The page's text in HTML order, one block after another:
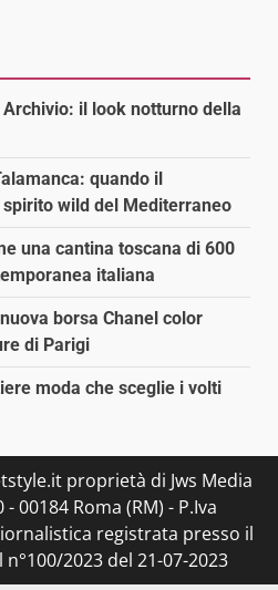
il look notturno della
quando il
wild del Mediterraneo
una cantina toscana di 600
italiana
borsa Chanel color
di Parigi
moda che sceglie i volti
proprietà di Jws Media
00184 Roma (RM) - P.Iva
registrata presso il
2023 del 21-07-2023